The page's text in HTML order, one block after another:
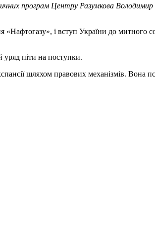
програм Центру Разумкова
і вступ України до митного
уряд піти на поступки.
шляхом правових механізмів. Вона